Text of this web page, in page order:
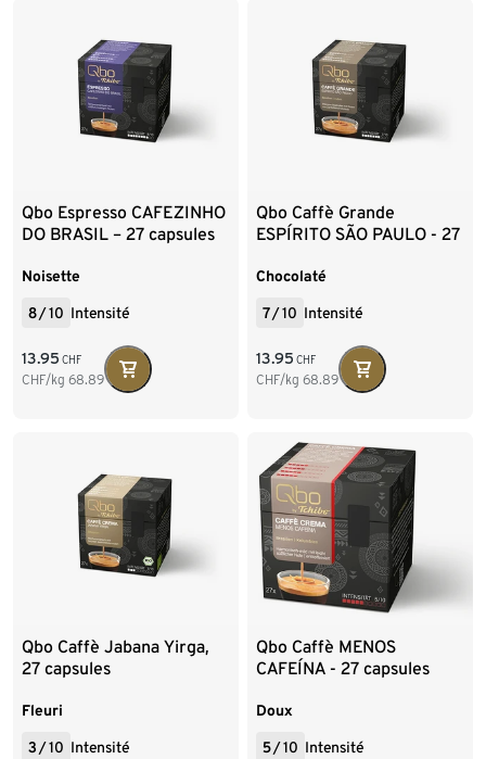
Qbo Espresso CAFEZINHO
DO BRASIL – 27 capsules
Noisette
8/10 Intensité
13.95 CHF
CHF/kg 68.89
Qbo Caffè Grande
ESPÍRITO SÃO PAULO - 27
Chocolaté
7/10 Intensité
13.95 CHF
CHF/kg 68.89
Qbo Caffè Jabana Yirga,
27 capsules
Fleuri
3 /10 Intensité
Qbo Caffè MENOS
CAFEÍNA - 27 capsules
Doux
5/10 Intensité